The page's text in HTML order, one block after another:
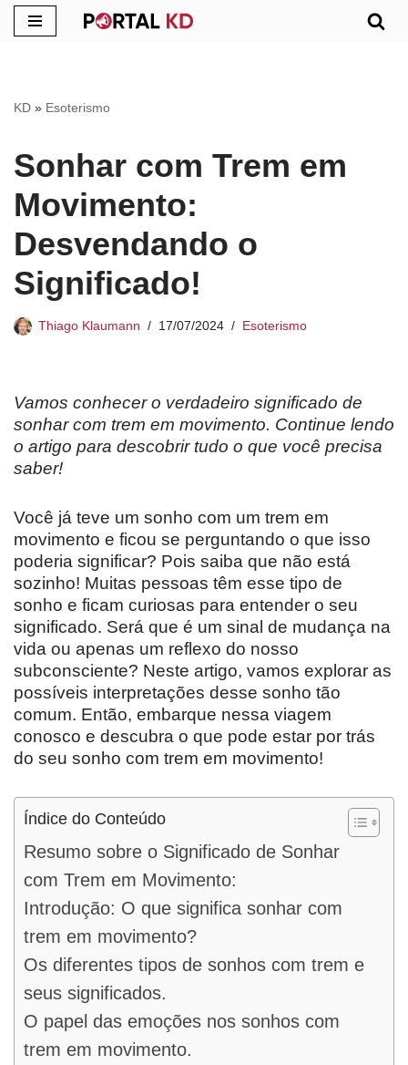
conteúdo
KD » Esoterismo
Sonhar com Trem em
Movimento:
Desvendando o
Significado!
Thiago Klaumann 17/07/2024 Esoterismo
Vamos conhecer o verdadeiro significado de
sonhar com trem em movimento. Continue lendo
o artigo para descobrir tudo o que você precisa
saber!
Você já teve um sonho com um trem em
movimento e ficou se perguntando o que isso
poderia significar? Pois saiba que não está
sozinho! Muitas pessoas têm esse tipo de
sonho e ficam curiosas para entender o seu
significado. Será que é um sinal de mudança na
vida ou apenas um reflexo do nosso
subconsciente? Neste artigo, vamos explorar as
possíveis interpretações desse sonho tão
comum. Então, embarque nessa viagem
conosco e descubra o que pode estar por trás
do seu sonho com trem em movimento!
Índice do Conteúdo
Resumo sobre o Significado de Sonhar
com Trem em Movimento:
Introdução: O que significa sonhar com
trem em movimento?
Os diferentes tipos de sonhos com trem e
seus significados.
O papel das emoções nos sonhos com
trem em movimento.